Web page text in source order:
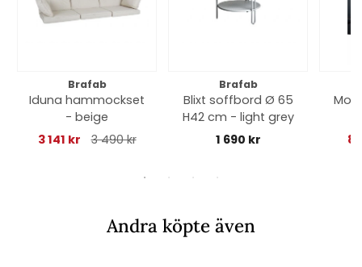
Brafab
Iduna hammockset
- beige
3 141 kr
3 490 kr
Brafab
Blixt soffbord Ø 65
H42 cm - light grey
1 690 kr
Andra köpte även